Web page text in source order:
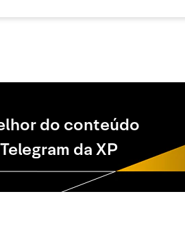
do conteúdo
da XP